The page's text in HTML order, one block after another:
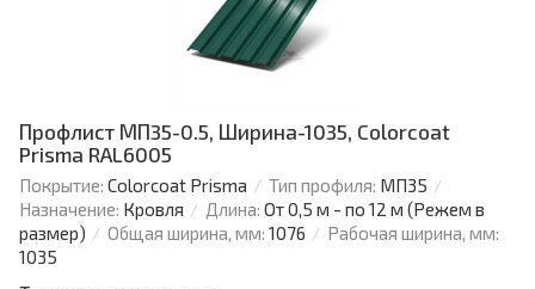
Профлист МП35-0.5, Ширина-1035, Colorcoat
Prisma RAL6005
Покрытие: Colorcoat Prisma Тип профиля: МП35
Назначение: Кровля Длина: От 0,5 м - по 12 м (Режем в
размер)
Общая ширина, мм: 1076
Рабочая ширина, мм:
1035